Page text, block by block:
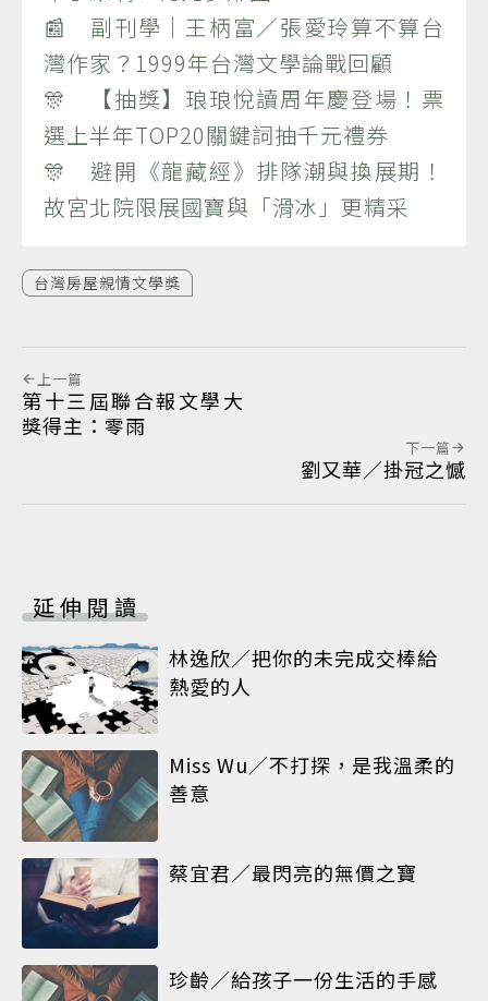
📰 副刊學｜王柄富／張愛玲算不算台
灣作家？1999年台灣文學論戰回顧
🎊 【抽獎】琅琅悅讀周年慶登場！票
選上半年TOP20關鍵詞抽千元禮券
🎊 避開《龍藏經》排隊潮與換展期！
故宮北院限展國寶與「滑冰」更精采
台灣房屋親情文學獎
上一篇
第十三屆聯合報文學大
獎得主：零雨
下一篇
劉又華／掛冠之憾
延伸閱讀
林逸欣／把你的未完成交棒給
熱愛的人
Miss Wu／不打探，是我溫柔的
善意
蔡宜君／最閃亮的無價之寶
珍齡／給孩子一份生活的手感